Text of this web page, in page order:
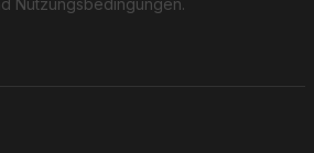
Nutzungsbedingungen.